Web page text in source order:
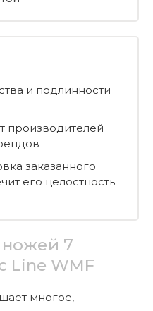
и подлинности
производителей
заказанного
его целостность
7
Line WMF
многое,